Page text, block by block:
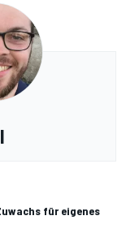
für eigenes